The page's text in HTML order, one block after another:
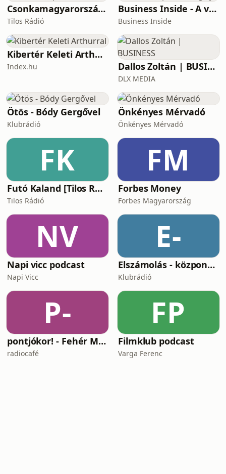
Csonkamagyarország [Tilos Rádió podcast]
Tilos Rádió
Business Inside - A vállalkozók pszichológiája
Business Inside
Kibertér Keleti Arthurral
Index.hu Dallos Zoltán | BUSINESS
DLX MEDIA
Ötös - Bódy Gergővel
Klubrádió
Önkényes Mérvadó
Önkényes Mérvadó
FK
Futó Kaland [Tilos Rádió podcast]
Tilos Rádió
FM
Forbes Money
Forbes Magyarország
NV
Napi vicc podcast
Napi Vicc
E-
Elszámolás - központosítás, lojalitás és a függetlenség ára
Klubrádió
P-
pontjókor! - Fehér Mariannal
radiocafé
FP
Filmklub podcast
Varga Ferenc